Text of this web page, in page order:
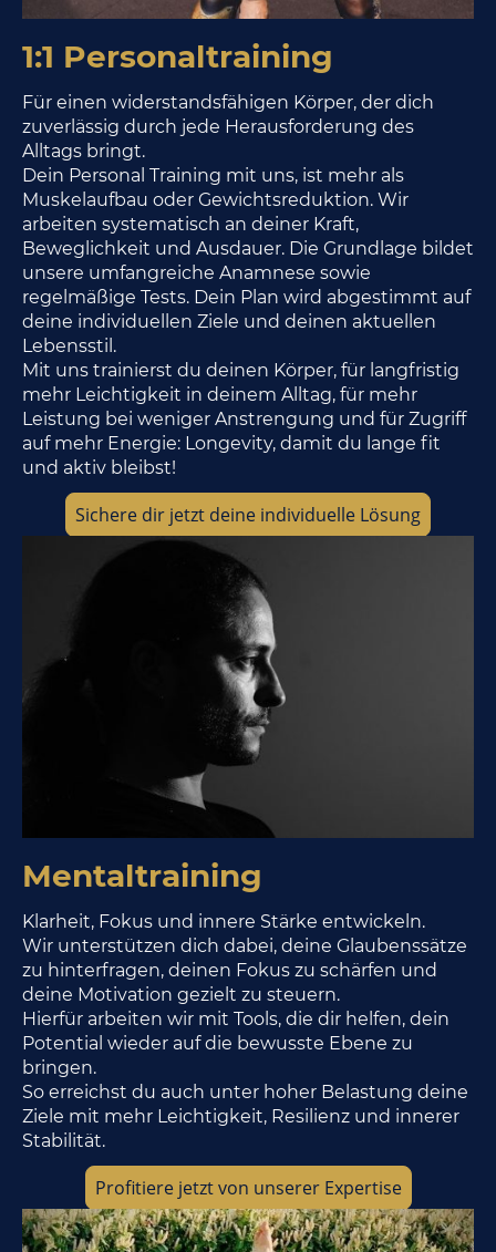
1:1 Personaltraining
Für einen widerstandsfähigen Körper, der dich
zuverlässig durch jede Herausforderung des
Alltags bringt.
Dein Personal Training mit uns, ist mehr als
Muskelaufbau oder Gewichtsreduktion. Wir
arbeiten systematisch an deiner Kraft,
Beweglichkeit und Ausdauer. Die Grundlage bildet
unsere umfangreiche Anamnese sowie
regelmäßige Tests. Dein Plan wird abgestimmt auf
deine individuellen Ziele und deinen aktuellen
Lebensstil.
Mit uns trainierst du deinen Körper, für langfristig
mehr Leichtigkeit in deinem Alltag, für mehr
Leistung bei weniger Anstrengung und für Zugriff
auf mehr Energie: Longevity, damit du lange fit
und aktiv bleibst!
Sichere dir jetzt deine individuelle Lösung
Mentaltraining
Klarheit, Fokus und innere Stärke entwickeln.
Wir unterstützen dich dabei, deine Glaubenssätze
zu hinterfragen, deinen Fokus zu schärfen und
deine Motivation gezielt zu steuern.
Hierfür arbeiten wir mit Tools, die dir helfen, dein
Potential wieder auf die bewusste Ebene zu
bringen.
So erreichst du auch unter hoher Belastung deine
Ziele mit mehr Leichtigkeit, Resilienz und innerer
Stabilität.
Profitiere jetzt von unserer Expertise